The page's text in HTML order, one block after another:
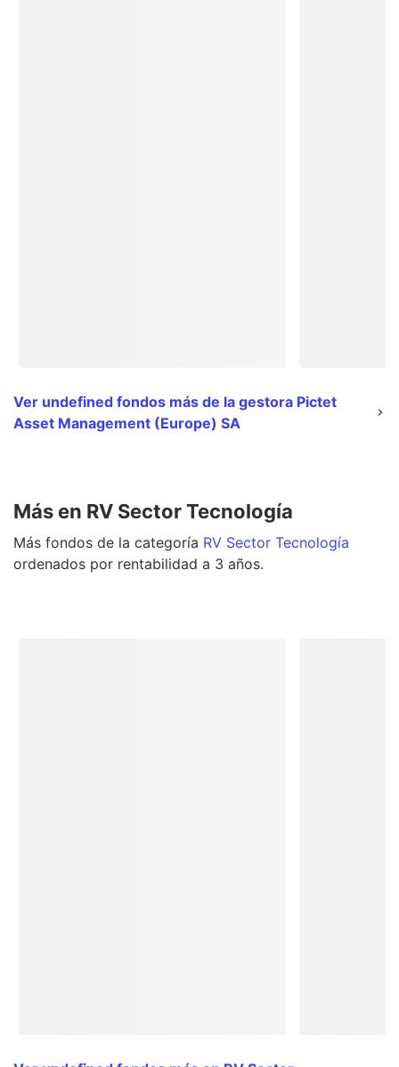
Ver undefined fondos más de la gestora Pictet
Asset Management (Europe) SA
Más en RV Sector Tecnología
Más fondos de la categoría RV Sector Tecnología
ordenados por rentabilidad a 3 años.